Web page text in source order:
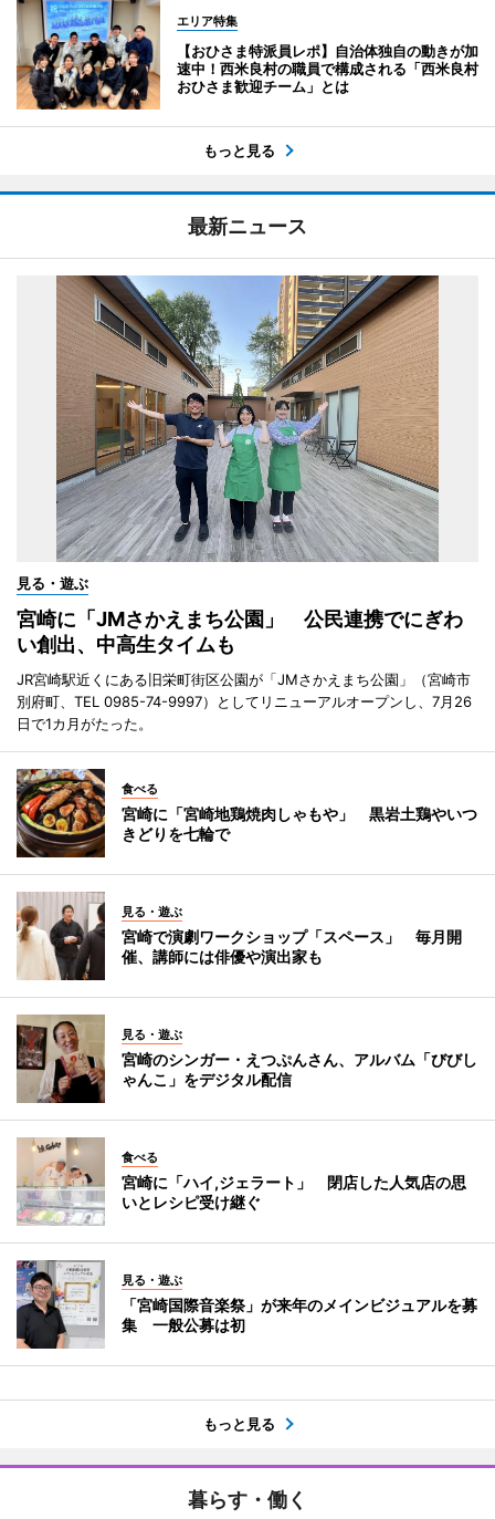
エリア特集
【おひさま特派員レポ】自治体独自の動きが加
速中！西米良村の職員で構成される「西米良村
おひさま歓迎チーム」とは
もっと見る
最新ニュース
見る・遊ぶ
宮崎に「JMさかえまち公園」 公民連携でにぎわ
い創出、中高生タイムも
JR宮崎駅近くにある旧栄町街区公園が「JMさかえまち公園」（宮崎市
別府町、TEL 0985-74-9997）としてリニューアルオープンし、7月26
日で1カ月がたった。
食べる
宮崎に「宮崎地鶏焼肉しゃもや」 黒岩土鶏やいつ
きどりを七輪で
見る・遊ぶ
宮崎で演劇ワークショップ「スペース」 毎月開
催、講師には俳優や演出家も
見る・遊ぶ
宮崎のシンガー・えつぷんさん、アルバム「びびし
ゃんこ」をデジタル配信
食べる
宮崎に「ハイ,ジェラート」 閉店した人気店の思
いとレシピ受け継ぐ
見る・遊ぶ
「宮崎国際音楽祭」が来年のメインビジュアルを募
集 一般公募は初
もっと見る
暮らす・働く